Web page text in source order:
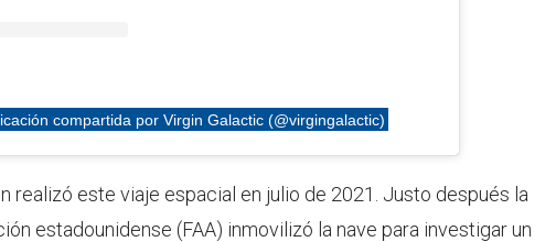
compartida por Virgin Galactic (@virgingalactic)
realizó este viaje espacial en julio de 2021. Justo después la
estadounidense (FAA) inmovilizó la nave para investigar un